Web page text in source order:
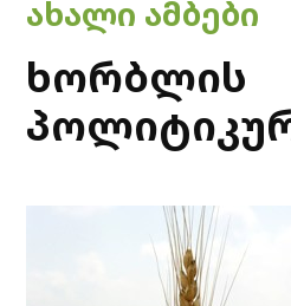
POSTED
IN
ᲐᲮᲐᲚᲘ ᲐᲛᲑᲔᲑᲘ
ხორბლის